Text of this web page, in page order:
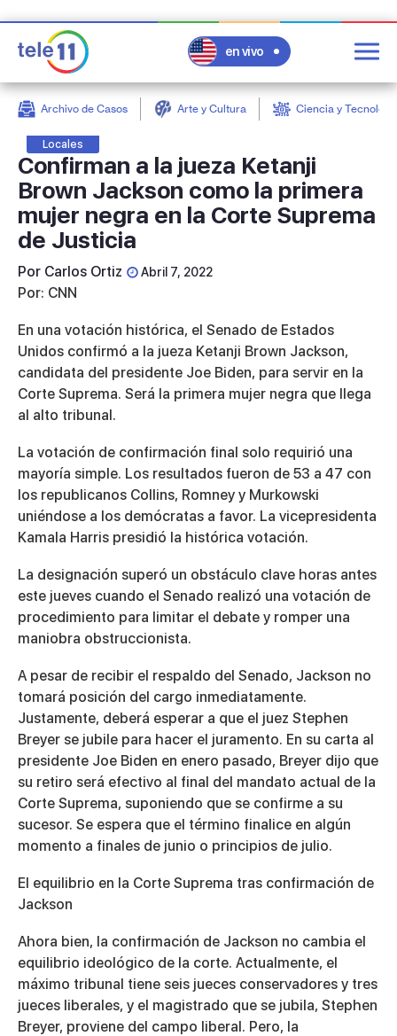
en vivo
Archivo de Casos Arte y Cultura Ciencia y
Locales
Confirman a la jueza Ketanji
Brown Jackson como la primera
mujer negra en la Corte Suprema
de Justicia
Por Carlos Ortiz Abril 7, 2022
Por: CNN
En una votación histórica, el Senado de Estados
Unidos confirmó a la jueza Ketanji Brown Jackson,
candidata del presidente Joe Biden, para servir en la
Corte Suprema. Será la primera mujer negra que llega
al alto tribunal.
La votación de confirmación final solo requirió una
mayoría simple. Los resultados fueron de 53 a 47 con
los republicanos Collins, Romney y Murkowski
uniéndose a los demócratas a favor. La vicepresidenta
Kamala Harris presidió la histórica votación.
La designación superó un obstáculo clave horas antes
este jueves cuando el Senado realizó una votación de
procedimiento para limitar el debate y romper una
maniobra obstruccionista.
A pesar de recibir el respaldo del Senado, Jackson no
tomará posición del cargo inmediatamente.
Justamente, deberá esperar a que el juez Stephen
Breyer se jubile para hacer el juramento. En su carta al
presidente Joe Biden en enero pasado, Breyer dijo que
su retiro será efectivo al final del mandato actual de la
Corte Suprema, suponiendo que se confirme a su
sucesor. Se espera que el término finalice en algún
momento a finales de junio o principios de julio.
El equilibrio en la Corte Suprema tras confirmación de
Jackson
Ahora bien, la confirmación de Jackson no cambia el
equilibrio ideológico de la corte. Actualmente, el
máximo tribunal tiene seis jueces conservadores y tres
jueces liberales, y el magistrado que se jubila, Stephen
Breyer, proviene del campo liberal. Pero, la
post